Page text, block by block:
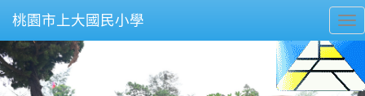
桃園市上大國民小學